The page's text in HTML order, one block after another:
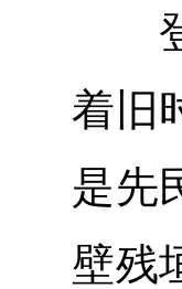
登
着旧
是先
壁残